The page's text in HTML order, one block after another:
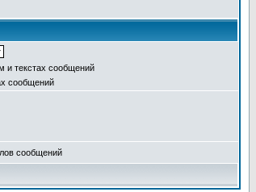
и текстах сообщений
сообщений
сообщений